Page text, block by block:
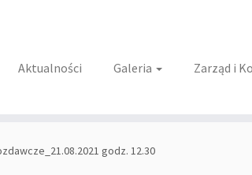
Aktualności Galeria Zarząd i
godz. 12.30